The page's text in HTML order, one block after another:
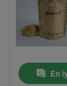
Bizimle
Haberler
Davalar
En